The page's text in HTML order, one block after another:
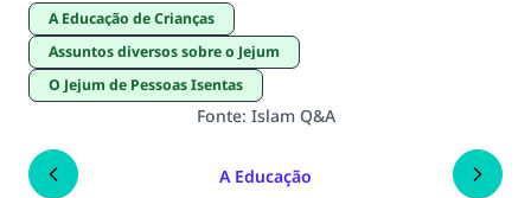
A Educação de Crianças
Assuntos diversos sobre o Jejum
O Jejum de Pessoas Isentas
Fonte: Islam Q&A
A Educação